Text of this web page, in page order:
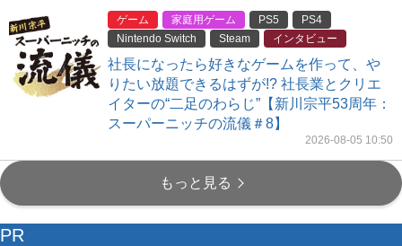
ゲーム 家庭用ゲーム PS5
PS4
Nintendo Switch
Steam インタビュー
社長になったら好きなゲームを作って、や
りたい放題できるはずが!? 社長業とクリエ
イターの“二足のわらじ”【新川宗平53周年：
スーパーニッチの流儀＃8】
2026-08-05 10:50
もっと見る
PR